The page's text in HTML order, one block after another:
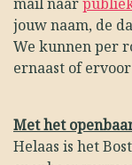
jouw naam, de
We kunnen per
ernaast of
Met het
Helaas is het